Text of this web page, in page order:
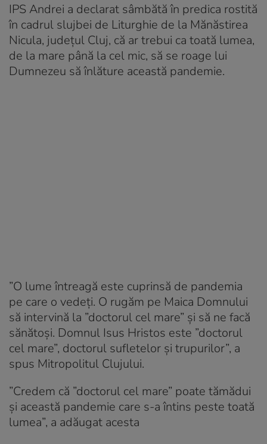
IPS Andrei a declarat sâmbătă în predica rostită
în cadrul slujbei de Liturghie de la Mănăstirea
Nicula, județul Cluj, că ar trebui ca toată lumea,
de la mare până la cel mic, să se roage lui
Dumnezeu să înlăture această pandemie.
”O lume întreagă este cuprinsă de pandemia
pe care o vedeți. O rugăm pe Maica Domnului
să intervină la ”doctorul cel mare” și să ne facă
sănătoși. Domnul Isus Hristos este ”doctorul
cel mare”, doctorul sufletelor și trupurilor”, a
spus Mitropolitul Clujului.
”Credem că ”doctorul cel mare” poate tămădui
și această pandemie care s-a întins peste toată
lumea”, a adăugat acesta